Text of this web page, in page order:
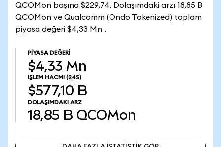
QCOMon başına $229,74. Dolaşımdaki arzı 18,85 B
QCOMon ve Qualcomm (Ondo Tokenized) toplam
piyasa değeri $4,33 Mn .
PIYASA DEĞERI
$4,33 Mn
İŞLEM HACMI (24S)
$577,10 B
DOLAŞIMDAKI ARZ
18,85 B QCOMon